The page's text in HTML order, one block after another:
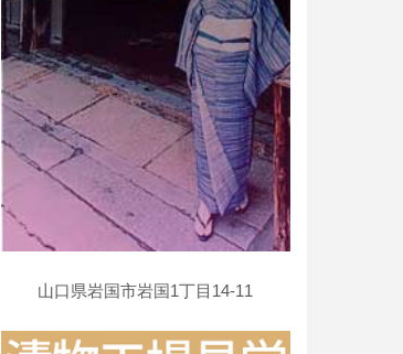
山口県岩国市岩国1丁目14-11